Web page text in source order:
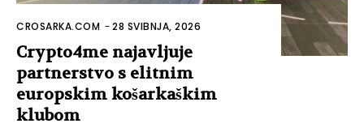
CROSARKA.COM -28 SVIBNJA, 2026
Crypto4me najavljuje
partnerstvo s elitnim
europskim košarkaškim
klubom